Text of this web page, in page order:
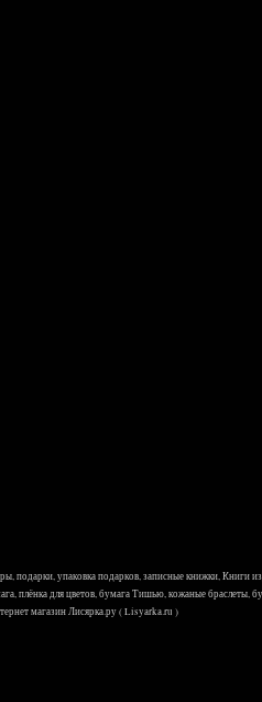
подарки, упаковка подарков, записные книжки, Книги
плёнка для цветов, бумага Тишью, кожаные браслеты,
магазин Лисярка.ру ( Lisyarka.ru )